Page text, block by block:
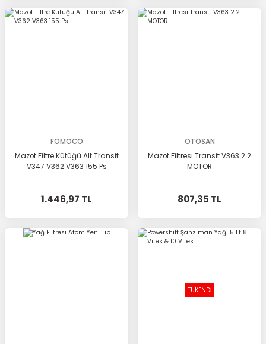
FOMOCO
Mazot Filtre Kütüğü Alt Transit
V347 V362 V363 155 Ps
1.446,97 TL
OTOSAN
Mazot Filtresi Transit V363 2.2
MOTOR
807,35 TL
TÜKENDİ